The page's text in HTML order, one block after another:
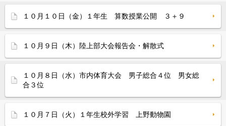
１０月１０日（金）１年生 算数授業公開 ３＋９
１０月９日（木）陸上部大会報告会・解散式
１０月８日（水）市内体育大会 男子総合４位 男女総
合３位
１０月７日（火）１年生校外学習 上野動物園